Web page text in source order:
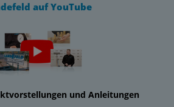
auf YouTube
und Anleitungen